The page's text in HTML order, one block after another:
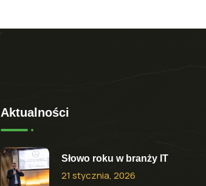
Aktualności
Słowo roku w branży IT
21 stycznia, 2026